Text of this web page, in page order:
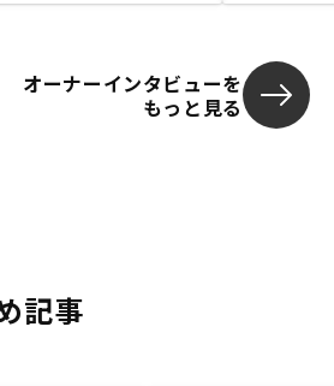
オーナーインタビューを
もっと見る
記事